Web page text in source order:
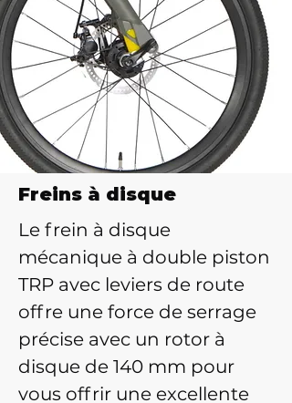
Freins à disque
Le frein à disque
mécanique à double piston
TRP avec leviers de route
offre une force de serrage
précise avec un rotor à
disque de 140 mm pour
vous offrir une excellente